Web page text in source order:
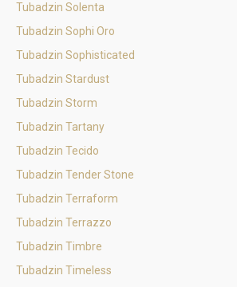
Tubadzin Solenta
Tubadzin Sophi Oro
Tubadzin Sophisticated
Tubadzin Stardust
Tubadzin Storm
Tubadzin Tartany
Tubadzin Tecido
Tubadzin Tender Stone
Tubadzin Terraform
Tubadzin Terrazzo
Tubadzin Timbre
Tubadzin Timeless